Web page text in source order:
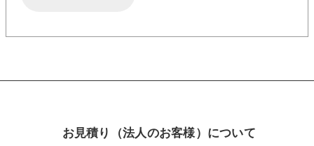
お見積り（法人のお客様）について